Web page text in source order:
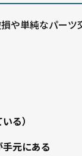
や単純なパー
る）
元にある